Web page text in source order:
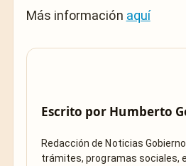
Más información aquí
Escrito por Humberto
Redacción de Noticias
trámites, programas sociales,